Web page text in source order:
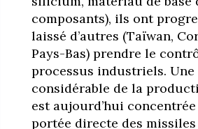
composants), ils ont
laissé d’autres (Taïwan,
Pays-Bas) prendre le
processus industriels.
considérable de la
est aujourd’hui
portée directe des